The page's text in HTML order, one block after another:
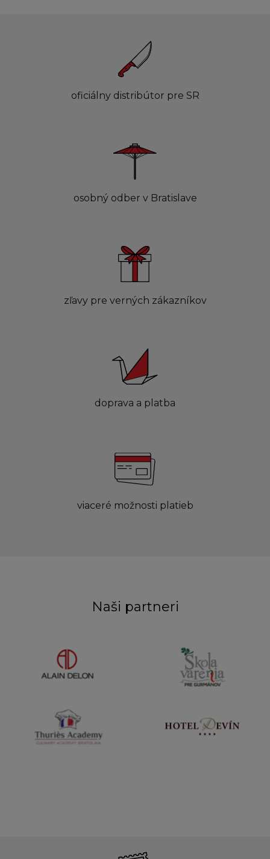
oficiálny distribútor pre SR
osobný odber v Bratislave
zľavy pre verných zákazníkov
doprava a platba
viaceré možnosti platieb
Naši partneri